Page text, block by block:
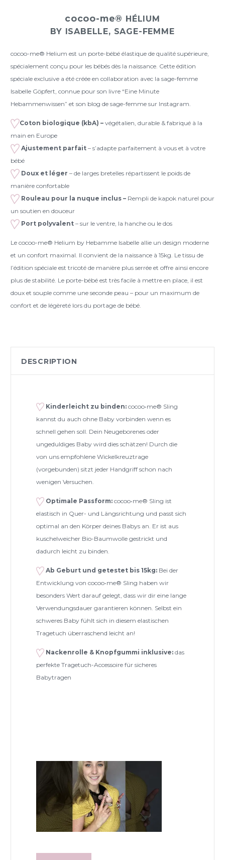
édition
spéciale
sage-
femme
Isabelle
cocoo-me® HÉLIUM
BY ISABELLE, SAGE-FEMME
cocoo-me® Helium est un porte-bébé élastique de qualité supérieure,
spécialement conçu pour les bébés dès la naissance. Cette édition
spéciale exclusive a été créée en collaboration avec la sage-femme
Isabelle Göpfert, connue pour son livre “Eine Minute
Hebammenwissen” et son blog de sage-femme sur Instagram.
Coton biologique (kbA) – végétalien, durable & fabriqué à la
main en Europe
Ajustement parfait – s’adapte parfaitement à vous et à votre
bébé
Doux et léger – de larges bretelles répartissent le poids de
manière confortable
Rouleau pour la nuque inclus – Rempli de kapok naturel pour
un soutien en douceur
Port polyvalent – sur le ventre, la hanche ou le dos
Le cocoo-me® Helium by Hebamme Isabelle allie un design moderne
et un confort maximal. Il convient de la naissance à 15kg. Le tissu de
l’édition spéciale est tricoté de manière plus serrée et offre ainsi encore
plus de stabilité. Le porte-bébé est très facile à mettre en place, il est
doux et souple comme une seconde peau – pour un maximum de
confort et de légèreté lors du portage de bébé.
DESCRIPTION
Kinderleicht zu binden: cocoo•me® Sling
kannst du auch ohne Baby vorbinden wenn es
schnell gehen soll. Dein Neugeborenes oder
ungeduldiges Baby wird dies schätzen! Durch die
von uns empfohlene Wickelkreuztrage
(vorgebunden) sitzt jeder Handgriff schon nach
wenigen Versuchen.
Optimale Passform: cocoo•me® Sling ist
elastisch in Quer- und Längsrichtung und passt sich
optimal an den Körper deines Babys an. Er ist aus
kuschelweicher Bio-Baumwolle gestrickt und
dadurch leicht zu binden.
Ab Geburt und getestet bis 15kg: Bei der
Entwicklung von cocoo•me® Sling haben wir
besonders Wert darauf gelegt, dass wir dir eine lange
Verwendungsdauer garantieren können. Selbst ein
schweres Baby fühlt sich in diesem elastischen
Tragetuch überraschend leicht an!
Nackenrolle & Knopfgummi inklusive: das
perfekte Tragetuch-Accessoire für sicheres
Babytragen